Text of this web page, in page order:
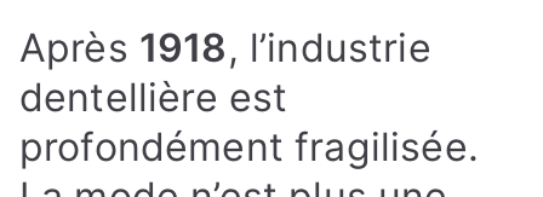
Après 1918, l’industrie
dentellière est
profondément fragilisée.